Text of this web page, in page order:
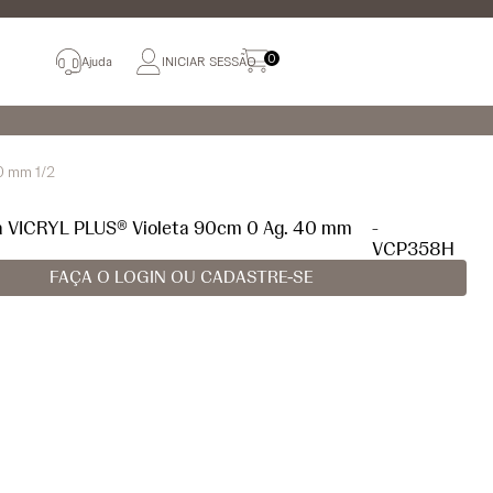
Ajuda INICIAR SESSÃO 0
mm 1/2
VICRYL PLUS® Violeta 90cm 0 Ag. 40 mm
-
VCP358H
FAÇA O LOGIN OU CADASTRE-SE